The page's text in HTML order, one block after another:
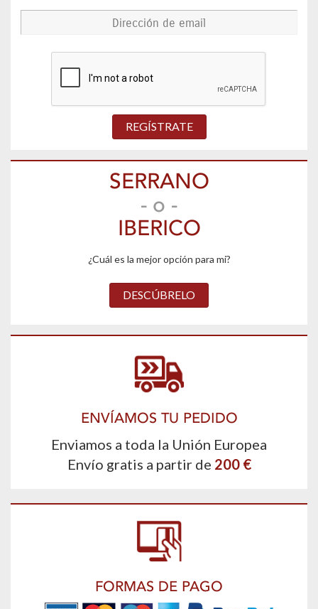
REGÍSTRATE
SERRANO
- o -
IBERICO
¿Cuál es la mejor opción para mi?
DESCÚBRELO
ENVÍAMOS TU PEDIDO
Enviamos a toda la Unión Europea
Envío gratis a partir de 200 €
FORMAS DE PAGO